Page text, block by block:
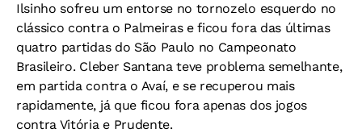
Ilsinho sofreu um entorse no tornozelo esquerdo no
clássico contra o Palmeiras e ficou fora das últimas
quatro partidas do São Paulo no Campeonato
Brasileiro. Cleber Santana teve problema semelhante,
em partida contra o Avaí, e se recuperou mais
rapidamente, já que ficou fora apenas dos jogos
contra Vitória e Prudente.